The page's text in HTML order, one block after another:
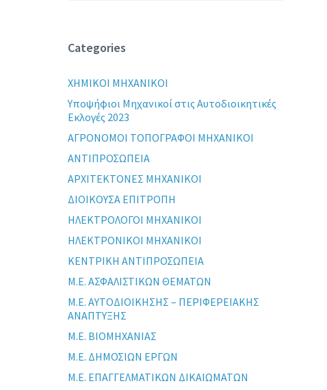
Categories
XHMIKOI MHXANIKOI
Yποψήφιοι Μηχανικοί στις Αυτοδιοικητικές
Εκλογές 2023
ΑΓΡΟΝΟΜΟΙ ΤΟΠΟΓΡΑΦΟΙ ΜΗΧΑΝΙΚΟΙ
ΑΝΤΙΠΡΟΣΩΠΕΙΑ
ΑΡΧΙΤΕΚΤΟΝΕΣ ΜΗΧΑΝΙΚΟΙ
ΔΙΟΙΚΟΥΣΑ ΕΠΙΤΡΟΠΗ
ΗΛΕΚΤΡΟΛΟΓΟΙ ΜΗΧΑΝΙΚΟΙ
ΗΛΕΚΤΡΟΝΙΚΟΙ ΜΗΧΑΝΙΚΟΙ
ΚΕΝΤΡΙΚΗ ΑΝΤΙΠΡΟΣΩΠΕΙΑ
Μ.Ε. ΑΣΦΑΛΙΣΤΙΚΩΝ ΘΕΜΑΤΩΝ
Μ.Ε. ΑΥΤΟΔΙΟΙΚΗΣΗΣ – ΠΕΡΙΦΕΡΕΙΑΚΗΣ
ΑΝΑΠΤΥΞΗΣ
Μ.Ε. ΒΙΟΜΗΧΑΝΙΑΣ
Μ.Ε. ΔΗΜΟΣΙΩΝ ΕΡΓΩΝ
Μ.Ε. ΕΠΑΓΓΕΛΜΑΤΙΚΩΝ ΔΙΚΑΙΩΜΑΤΩΝ